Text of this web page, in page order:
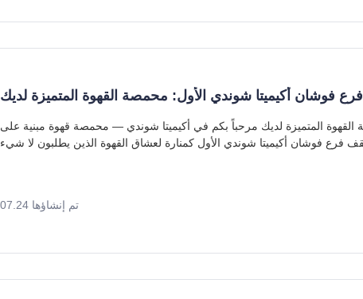
فرع فوشان أكيميتا شوندي الأول: محمصة القهوة المتميزة لديك
فرع فوشان أكيميتا شوندي الأول: محمصة القهوة المتميزة لديك مرحباً بكم في أكيميتا شوندي — محمصة قهوة مبنية على
تم إنشاؤها 07.24